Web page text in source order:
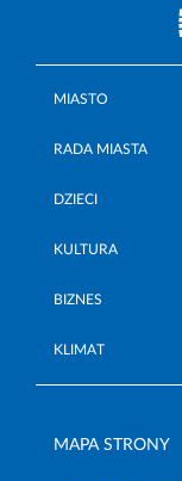
MIASTO
RADA MIASTA
DZIECI
KULTURA
BIZNES
KLIMAT
MAPA STRONY